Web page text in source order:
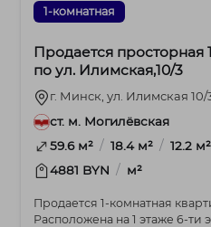
1-комнатная
Продается просторная
по ул. Илимская,10/3
г. Минск, ул. Илимская 10/
ст. м. Могилёвская
59.6 м² / 18.4 м² / 12.2 м²
4881 BYN / м²
Продается 1-комнатная
Расположена на 1 этаже 6-ти